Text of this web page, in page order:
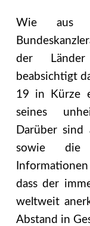
Wie aus
der
beabsichtigt
19 in Kürze
seines
Darüber sind
sowie die
dass der
weltweit
Abstand in